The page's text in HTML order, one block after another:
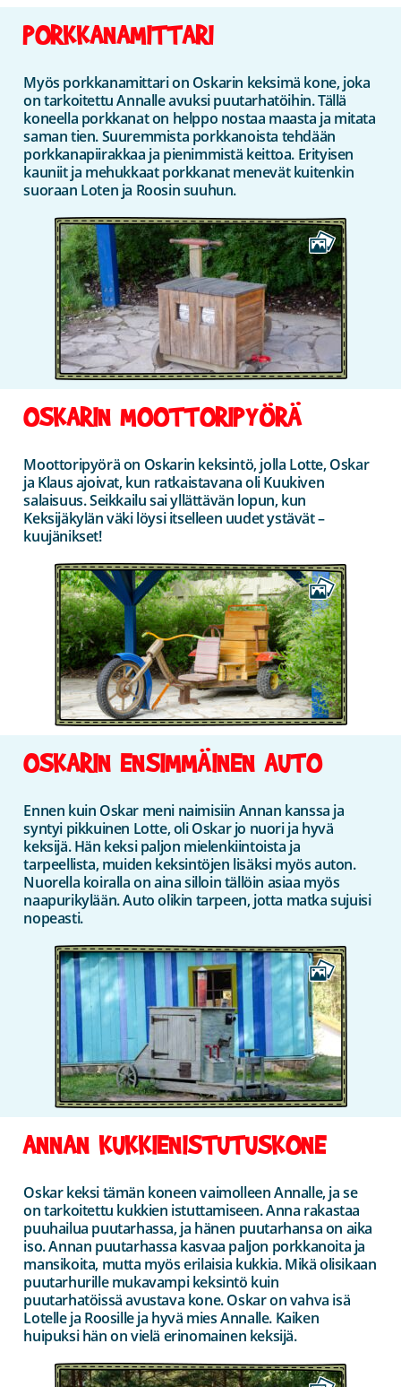
PORKKANAMITTARI
Myös porkkanamittari on Oskarin keksimä kone, joka
on tarkoitettu Annalle avuksi puutarhatöihin. Tällä
koneella porkkanat on helppo nostaa maasta ja mitata
saman tien. Suuremmista porkkanoista tehdään
porkkanapiirakkaa ja pienimmistä keittoa. Erityisen
kauniit ja mehukkaat porkkanat menevät kuitenkin
suoraan Loten ja Roosin suuhun.
OSKARIN MOOTTORIPYÖRÄ
Moottoripyörä on Oskarin keksintö, jolla Lotte, Oskar
ja Klaus ajoivat, kun ratkaistavana oli Kuukiven
salaisuus. Seikkailu sai yllättävän lopun, kun
Keksijäkylän väki löysi itselleen uudet ystävät –
kuujänikset!
OSKARIN ENSIMMÄINEN AUTO
Ennen kuin Oskar meni naimisiin Annan kanssa ja
syntyi pikkuinen Lotte, oli Oskar jo nuori ja hyvä
keksijä. Hän keksi paljon mielenkiintoista ja
tarpeellista, muiden keksintöjen lisäksi myös auton.
Nuorella koiralla on aina silloin tällöin asiaa myös
naapurikylään. Auto olikin tarpeen, jotta matka sujuisi
nopeasti.
ANNAN KUKKIENISTUTUSKONE
Oskar keksi tämän koneen vaimolleen Annalle, ja se
on tarkoitettu kukkien istuttamiseen. Anna rakastaa
puuhailua puutarhassa, ja hänen puutarhansa on aika
iso. Annan puutarhassa kasvaa paljon porkkanoita ja
mansikoita, mutta myös erilaisia kukkia. Mikä olisikaan
puutarhurille mukavampi keksintö kuin
puutarhatöissä avustava kone. Oskar on vahva isä
Lotelle ja Roosille ja hyvä mies Annalle. Kaiken
huipuksi hän on vielä erinomainen keksijä.